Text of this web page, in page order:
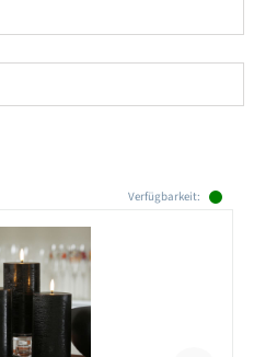
Verfügbarkeit: